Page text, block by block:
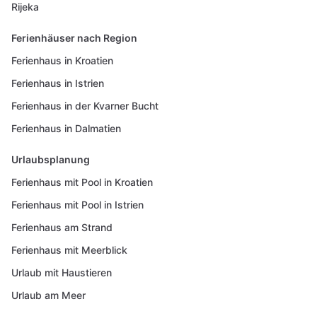
Rijeka
Ferienhäuser nach Region
Ferienhaus in Kroatien
Ferienhaus in Istrien
Ferienhaus in der Kvarner Bucht
Ferienhaus in Dalmatien
Urlaubsplanung
Ferienhaus mit Pool in Kroatien
Ferienhaus mit Pool in Istrien
Ferienhaus am Strand
Ferienhaus mit Meerblick
Urlaub mit Haustieren
Urlaub am Meer